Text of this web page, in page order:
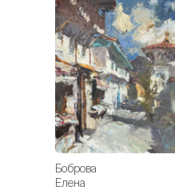
Боброва
Елена